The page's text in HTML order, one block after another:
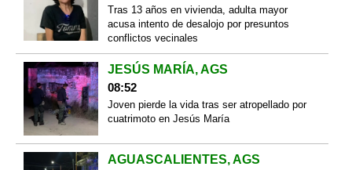
Tras 13 años en vivienda, adulta mayor
acusa intento de desalojo por presuntos
conflictos vecinales
JESÚS MARÍA, AGS
08:52
Joven pierde la vida tras ser atropellado por
cuatrimoto en Jesús María
AGUASCALIENTES, AGS